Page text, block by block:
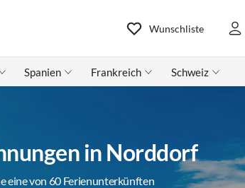
Wunschliste
Spanien Frankreich Schweiz
in Norddorf
eine von 60 Ferienunterkünften